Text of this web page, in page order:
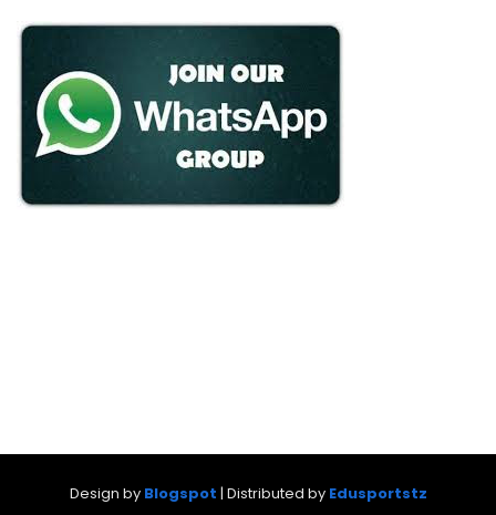
Design by Blogspot | Distributed by Edusportstz